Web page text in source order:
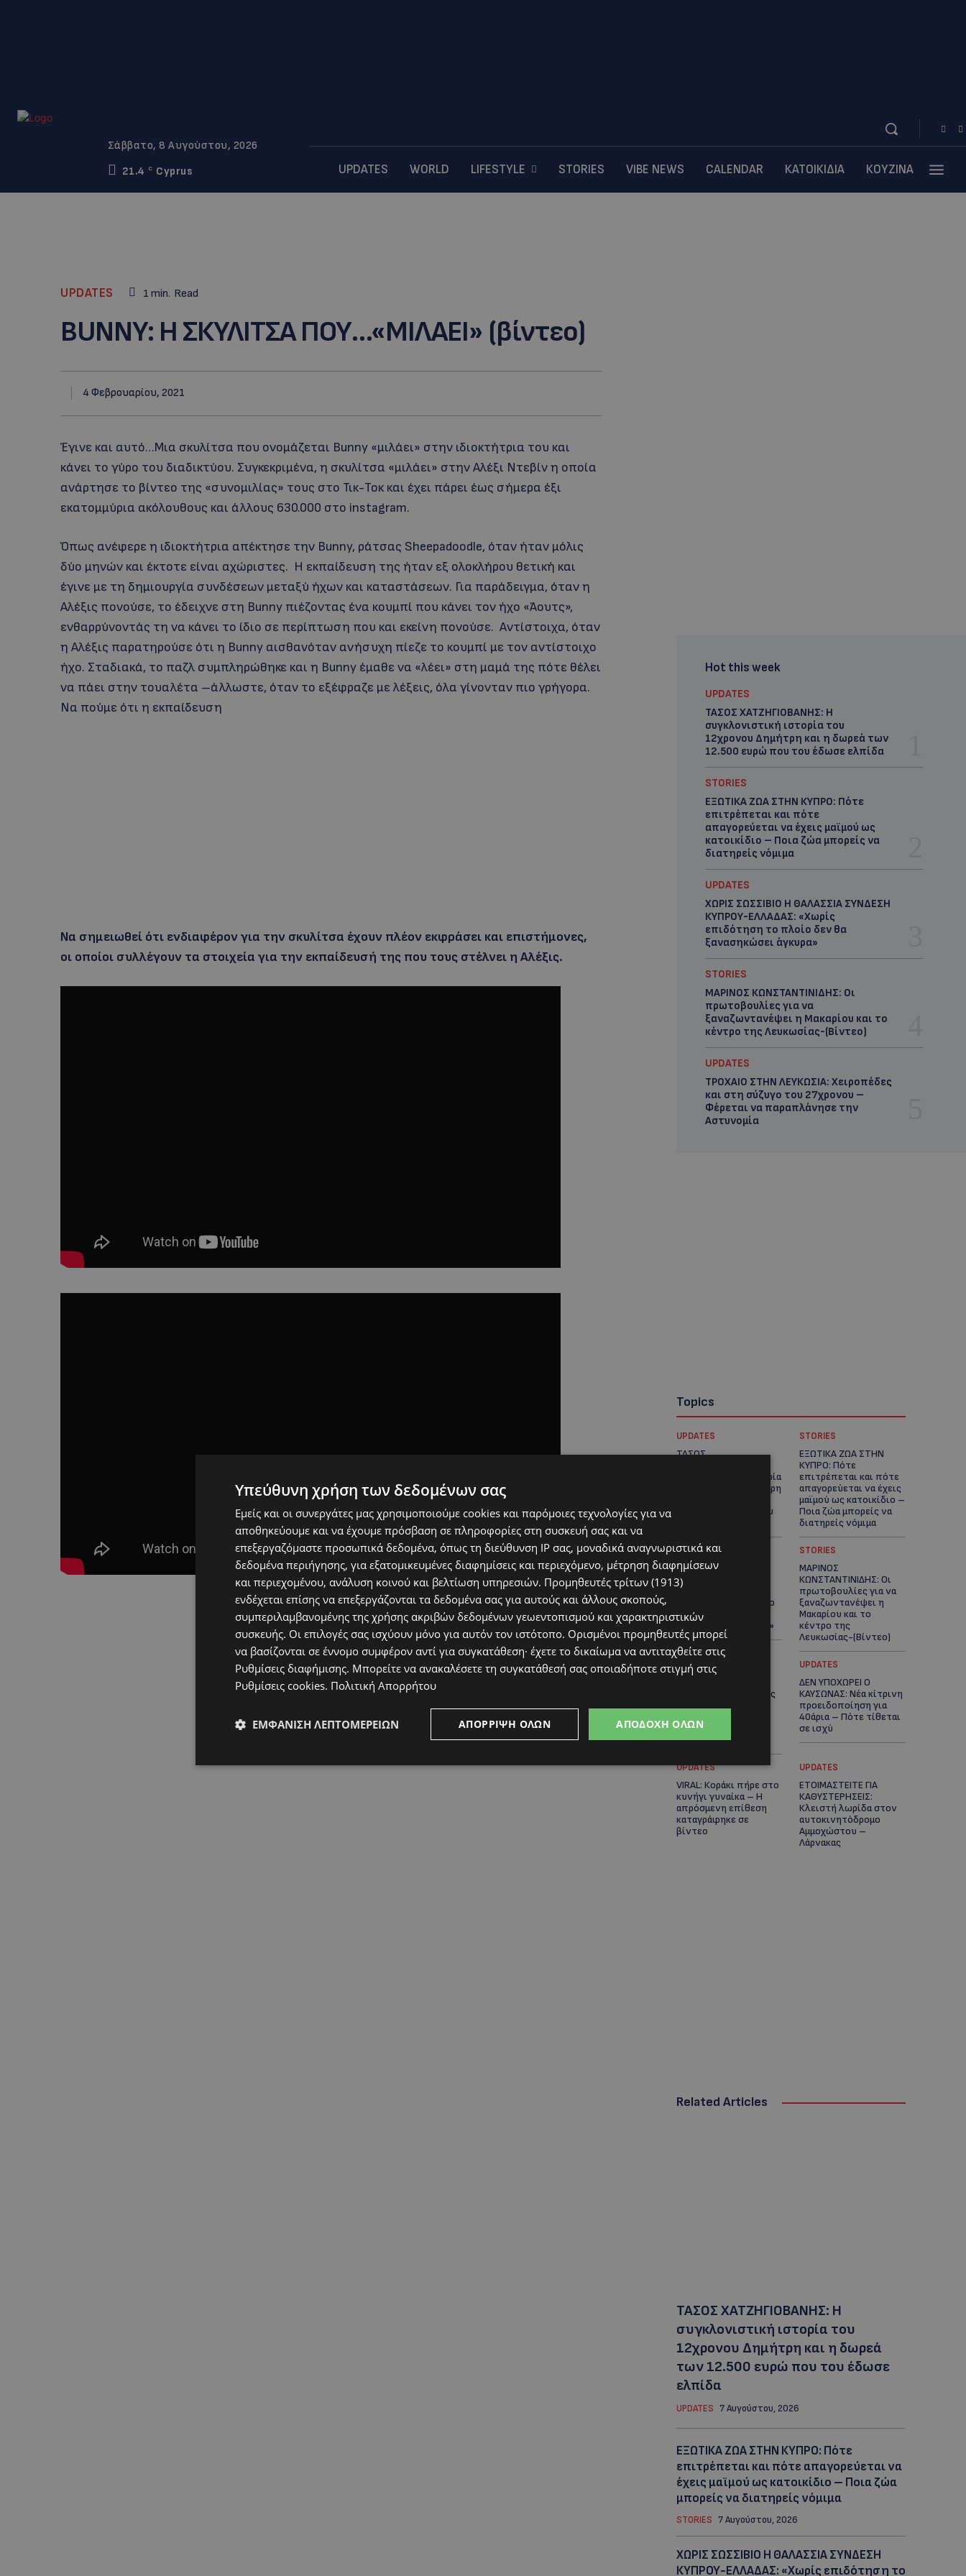
Σάββατο, 8 Αυγούστου, 2026
21.4
C Cyprus UPDATES WORLD LIFESTYLE STORIES VIBE NEWS CALENDAR ΚΑΤΟΙΚΙΔΙΑ ΚΟΥΖΙΝΑ
UPDATES 1 min. Read
BUNNY: H ΣΚΥΛΙΤΣΑ ΠΟΥ…«ΜΙΛΑΕΙ» (βίντεο)
4 Φεβρουαρίου, 2021
Έγινε και αυτό…Μια σκυλίτσα που ονομάζεται Bunny «μιλάει» στην ιδιοκτήτρια του και
κάνει το γύρο του διαδικτύου. Συγκεκριμένα, η σκυλίτσα «μιλάει» στην Αλέξι Ντεβίν η οποία
ανάρτησε το βίντεο της «συνομιλίας» τους στο Τικ-Τοκ και έχει πάρει έως σήμερα έξι
εκατομμύρια ακόλουθους και άλλους 630.000 στο instagram.
Όπως ανέφερε η ιδιοκτήτρια απέκτησε την Bunny, ράτσας Sheepadoodle, όταν ήταν μόλις
δύο μηνών και έκτοτε είναι αχώριστες. Η εκπαίδευση της ήταν εξ ολοκλήρου θετική και
έγινε με τη δημιουργία συνδέσεων μεταξύ ήχων και καταστάσεων. Για παράδειγμα, όταν η
Αλέξις πονούσε, το έδειχνε στη Bunny πιέζοντας ένα κουμπί που κάνει τον ήχο «Άουτς»,
ενθαρρύνοντάς τη να κάνει το ίδιο σε περίπτωση που και εκείνη πονούσε. Αντίστοιχα, όταν
η Αλέξις παρατηρούσε ότι η Bunny αισθανόταν ανήσυχη πίεζε το κουμπί με τον αντίστοιχο
ήχο. Σταδιακά, το παζλ συμπληρώθηκε και η Bunny έμαθε να «λέει» στη μαμά της πότε θέλει
να πάει στην τουαλέτα –άλλωστε, όταν το εξέφραζε με λέξεις, όλα γίνονταν πιο γρήγορα.
Να πούμε ότι η εκπαίδευση
Nα σημειωθεί ότι ενδιαφέρον για την σκυλίτσα έχουν πλέον εκφράσει και επιστήμονες,
οι οποίοι συλλέγουν τα στοιχεία για την εκπαίδευσή της που τους στέλνει η Αλέξις.
Hot this week
UPDATES
ΤΑΣΟΣ ΧΑΤΖΗΓΙΟΒΑΝΗΣ: Η
συγκλονιστική ιστορία του
12χρονου Δημήτρη και η δωρεά των
12.500 ευρώ που του έδωσε ελπίδα
STORIES
ΕΞΩΤΙΚΑ ΖΩΑ ΣΤΗΝ ΚΥΠΡΟ: Πότε
επιτρέπεται και πότε
απαγορεύεται να έχεις μαϊμού ως
κατοικίδιο – Ποια ζώα μπορείς να
διατηρείς νόμιμα
UPDATES
ΧΩΡΙΣ ΣΩΣΣΙΒΙΟ Η ΘΑΛΑΣΣΙΑ ΣΥΝΔΕΣΗ
ΚΥΠΡΟΥ-ΕΛΛΑΔΑΣ: «Χωρίς
επιδότηση το πλοίο δεν θα
ξανασηκώσει άγκυρα»
STORIES
ΜΑΡΙΝΟΣ ΚΩΝΣΤΑΝΤΙΝΙΔΗΣ: Οι
πρωτοβουλίες για να
ξαναζωντανέψει η Μακαρίου και το
κέντρο της Λευκωσίας-(Βίντεο)
UPDATES
ΤΡΟΧΑΙΟ ΣΤΗΝ ΛΕΥΚΩΣΙΑ: Χειροπέδες
και στη σύζυγο του 27χρονου –
Φέρεται να παραπλάνησε την
Αστυνομία
Topics
UPDATES
ΤΑΣΟΣ
συγκλονιστική ιστορία
του 12χρονου Δημήτρη
12.500 ευρώ που του
STORIES
ΕΞΩΤΙΚΑ ΖΩΑ ΣΤΗΝ
ΚΥΠΡΟ: Πότε
επιτρέπεται και πότε
απαγορεύεται να έχεις
μαϊμού ως κατοικίδιο –
Ποια ζώα μπορείς να
διατηρείς νόμιμα
UPDATES
ΧΩΡΙΣ ΣΩΣΣΙΒΙΟ Η
ΘΑΛΑΣΣΙΑ ΣΥΝΔΕΣΗ
ΚΥΠΡΟΥ-ΕΛΛΑΔΑΣ:
«Χωρίς επιδότηση το
πλοίο δεν θα
ξανασηκώσει άγκυρα»
STORIES
ΜΑΡΙΝΟΣ
ΚΩΝΣΤΑΝΤΙΝΙΔΗΣ: Οι
πρωτοβουλίες για να
ξαναζωντανέψει η
Μακαρίου και το
κέντρο της
Λευκωσίας-(Βίντεο)
UPDATES
ΛΕΥΚΩΣΙΑ: Χειροπέδες
να παραπλάνησε την
Αστυνομία
UPDATES
ΔΕΝ ΥΠΟΧΩΡΕΙ Ο
ΚΑΥΣΩΝΑΣ: Νέα κίτρινη
προειδοποίηση για
40άρια – Πότε τίθεται
σε ισχύ
UPDATES
VIRAL: Κοράκι πήρε στο
κυνήγι γυναίκα – Η
απρόσμενη επίθεση
καταγράφηκε σε
βίντεο
UPDATES
ΕΤΟΙΜΑΣΤΕΙΤΕ ΓΙΑ
ΚΑΘΥΣΤΕΡΗΣΕΙΣ:
Κλειστή λωρίδα στον
αυτοκινητόδρομο
Αμμοχώστου –
Λάρνακας
Related Articles
ΤΑΣΟΣ ΧΑΤΖΗΓΙΟΒΑΝΗΣ: Η
συγκλονιστική ιστορία του
12χρονου Δημήτρη και η δωρεά
των 12.500 ευρώ που του έδωσε
ελπίδα
UPDATES 7 Αυγούστου, 2026
ΕΞΩΤΙΚΑ ΖΩΑ ΣΤΗΝ ΚΥΠΡΟ: Πότε
επιτρέπεται και πότε απαγορεύεται να
έχεις μαϊμού ως κατοικίδιο – Ποια ζώα
μπορείς να διατηρείς νόμιμα
STORIES 7 Αυγούστου, 2026
ΧΩΡΙΣ ΣΩΣΣΙΒΙΟ Η ΘΑΛΑΣΣΙΑ ΣΥΝΔΕΣΗ
ΚΥΠΡΟΥ-ΕΛΛΑΔΑΣ: «Χωρίς επιδότηση το
Υπεύθυνη χρήση των δεδομένων σας
Εμείς και οι συνεργάτες μας χρησιμοποιούμε cookies και παρόμοιες τεχνολογίες για να
αποθηκεύουμε και να έχουμε πρόσβαση σε πληροφορίες στη συσκευή σας και να
επεξεργαζόμαστε προσωπικά δεδομένα, όπως τη διεύθυνση IP σας, μοναδικά αναγνωριστικά και
δεδομένα περιήγησης, για εξατομικευμένες διαφημίσεις και περιεχόμενο, μέτρηση διαφημίσεων
και περιεχομένου, ανάλυση κοινού και βελτίωση υπηρεσιών. Προμηθευτές τρίτων (1913)
ενδέχεται επίσης να επεξεργάζονται τα δεδομένα σας για αυτούς και άλλους σκοπούς,
συμπεριλαμβανομένης της χρήσης ακριβών δεδομένων γεωεντοπισμού και χαρακτηριστικών
συσκευής. Οι επιλογές σας ισχύουν μόνο για αυτόν τον ιστότοπο. Ορισμένοι προμηθευτές μπορεί
να βασίζονται σε έννομο συμφέρον αντί για συγκατάθεση· έχετε το δικαίωμα να αντιταχθείτε στις
Ρυθμίσεις διαφήμισης. Μπορείτε να ανακαλέσετε τη συγκατάθεσή σας οποιαδήποτε στιγμή στις
Ρυθμίσεις cookies. Πολιτική Απορρήτου
ΑΠΟΔΟΧΉ ΌΛΩΝ
ΑΠΌΡΡΙΨΗ ΌΛΩΝ
ΕΜΦΆΝΙΣΗ ΛΕΠΤΟΜΕΡΕΙΏΝ